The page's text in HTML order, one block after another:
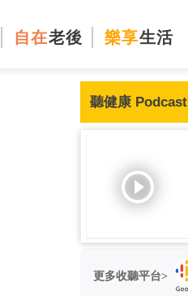
自在老後 樂享生活
聽健康 Podcast
更多收聽平台>